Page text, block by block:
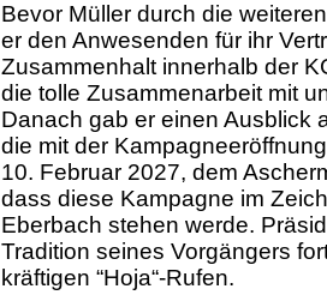
Bevor Müller durch die
er den Anwesenden für ihr
Zusammenhalt innerhalb der
die tolle Zusammenarbeit mit
Danach gab er einen Ausblick
die mit der
10. Februar 2027, dem
dass diese Kampagne im
Eberbach stehen werde.
Tradition seines Vorgängers
kräftigen “Hoja“-Rufen.